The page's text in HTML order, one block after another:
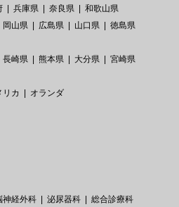
兵庫県 奈良県
和歌山県
岡山県 広島県 山口県
徳島県
長崎県 熊本県 大分県
宮崎県
リカ オランダ
神経外科 泌尿器科
総合診療科